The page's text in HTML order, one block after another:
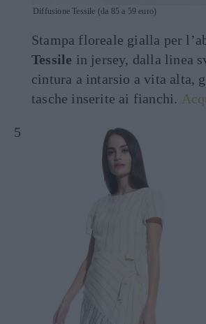
Diffusione Tessile (da 85 a 59 euro)
Stampa floreale gialla per
Tessile in jersey, dalla linea
cintura a intarsio a vita alta,
tasche inserite ai fianchi.